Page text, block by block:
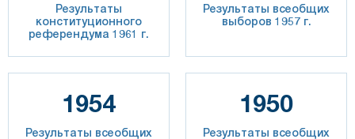
Результаты
конституционного
референдума 1961 г.
Результаты всеобщих
выборов 1957 г.
1954
Результаты всеобщих
1950
Результаты всеобщих